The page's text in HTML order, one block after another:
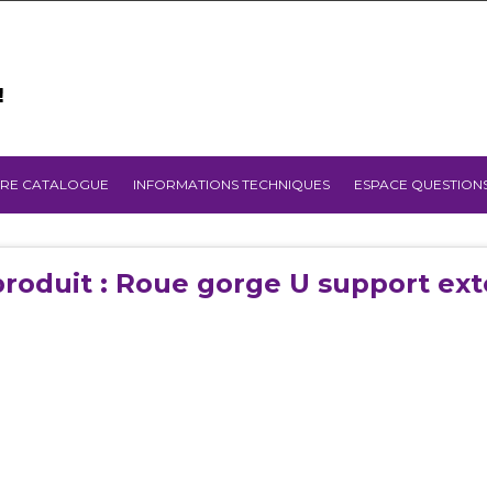
CATALOGUE INFORMATIONS TECHNIQUES ESPACE
: Roue gorge U support